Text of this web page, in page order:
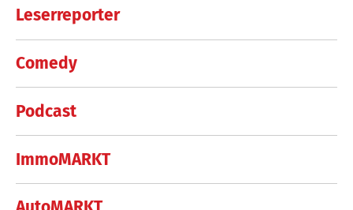
Leserreporter
Comedy
Podcast
ImmoMARKT